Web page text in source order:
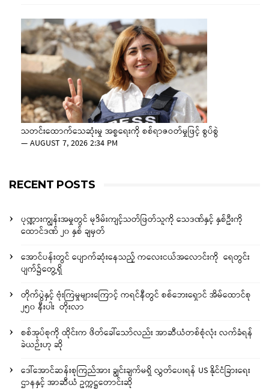
သတင်းထောက်သေဆုံးမှု အစ္စရေးကို စစ်ရာဇဝတ်မှုဖြင့် စွပ်စွဲ
—AUGUST 7, 2026 2:34 PM
RECENT POSTS
ပုဏ္ဏားကျွန်းအမှုတွင် မုဒိမ်းကျင့်သတ်ဖြတ်သူကို သေဒဏ်နှင့် နှစ်ဦးကို
ထောင်ဒဏ် ၂၀ နှစ် ချမှတ်
အောင်ပန်းတွင် ပျောက်ဆုံးနေသည့် ကလေးငယ်အလောင်းကို ရေတွင်း
ပျက်၌တွေ့ရှိ
တိုက်ပွဲနှင့် ဗုံးကြဲမှုများကြောင့် ကရင်နီတွင် စစ်ဘေးရှောင် အိမ်ထောင်စု
၂၅၀ နီးပါး တိုးလာ
စစ်အုပ်စုကို ထိုင်းက ဖိတ်ခေါ်သော်လည်း အာဆီယံတစ်စုံလုံး လက်ခံရန်
ခဲယဉ်းဟု ဆို
ဒေါ်အောင်ဆန်းစုကြည်အား ချွင်းချက်မရှိ လွှတ်ပေးရန် US နိုင်ငံခြားရေး
ဌာနနှင့် အာဆီယံ ဥက္ကဋ္ဌတောင်းဆို